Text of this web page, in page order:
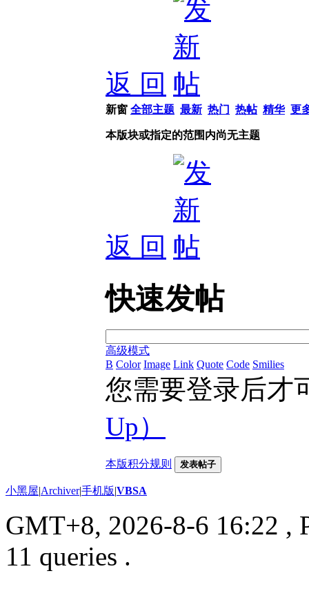
返 回
新窗 全部主题 最新 热门 热帖 精华 更
本版块或指定的范围内尚无主题
返 回
快速发帖
高级模式
B Color Image Link Quote Code Smilies
您需要登录后才
Up）
本版积分规则 发表帖子
小黑屋|Archiver|手机版|VBSA
GMT+8, 2026-8-6 16:22 ,
11 queries .